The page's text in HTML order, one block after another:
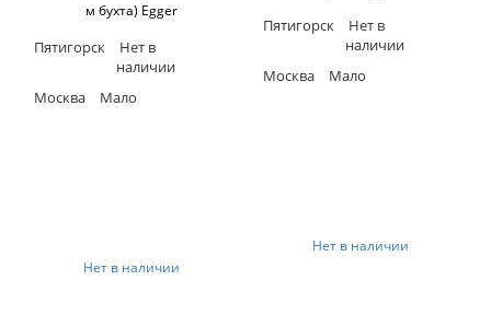
м бухта) Egger
Пятигорск
Нет в
наличии
Москва
Мало
Нет в наличии
Пятигорск
Нет в
наличии
Москва
Мало
Нет в наличии